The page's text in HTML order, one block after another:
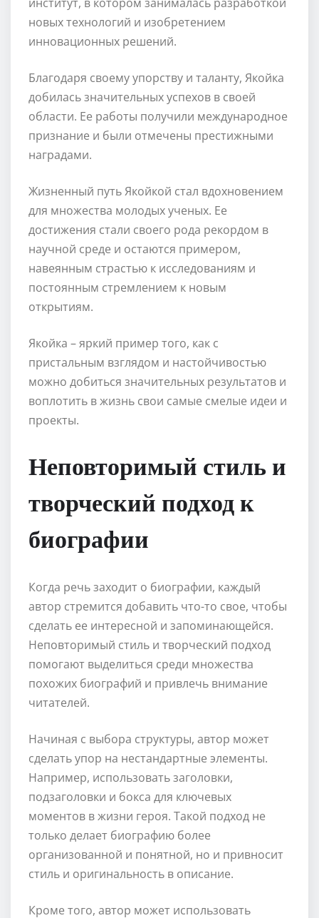
новых технологий и изобретением
инновационных решений.
Благодаря своему упорству и таланту, Якойка
добилась значительных успехов в своей
области. Ее работы получили международное
признание и были отмечены престижными
наградами.
Жизненный путь Якойкой стал вдохновением
для множества молодых ученых. Ее
достижения стали своего рода рекордом в
научной среде и остаются примером,
навеянным страстью к исследованиям и
постоянным стремлением к новым
открытиям.
Якойка – яркий пример того, как с
пристальным взглядом и настойчивостью
можно добиться значительных результатов и
воплотить в жизнь свои самые смелые идеи и
проекты.
Неповторимый стиль и
творческий подход к
биографии
Когда речь заходит о биографии, каждый
автор стремится добавить что-то свое, чтобы
сделать ее интересной и запоминающейся.
Неповторимый стиль и творческий подход
помогают выделиться среди множества
похожих биографий и привлечь внимание
читателей.
Начиная с выбора структуры, автор может
сделать упор на нестандартные элементы.
Например, использовать заголовки,
подзаголовки и бокса для ключевых
моментов в жизни героя. Такой подход не
только делает биографию более
организованной и понятной, но и привносит
стиль и оригинальность в описание.
Кроме того, автор может использовать